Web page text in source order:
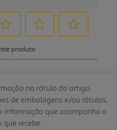
no rótulo do artigo.
de embalagens e/ou rótulos,
informação que acompanha o
recebe.